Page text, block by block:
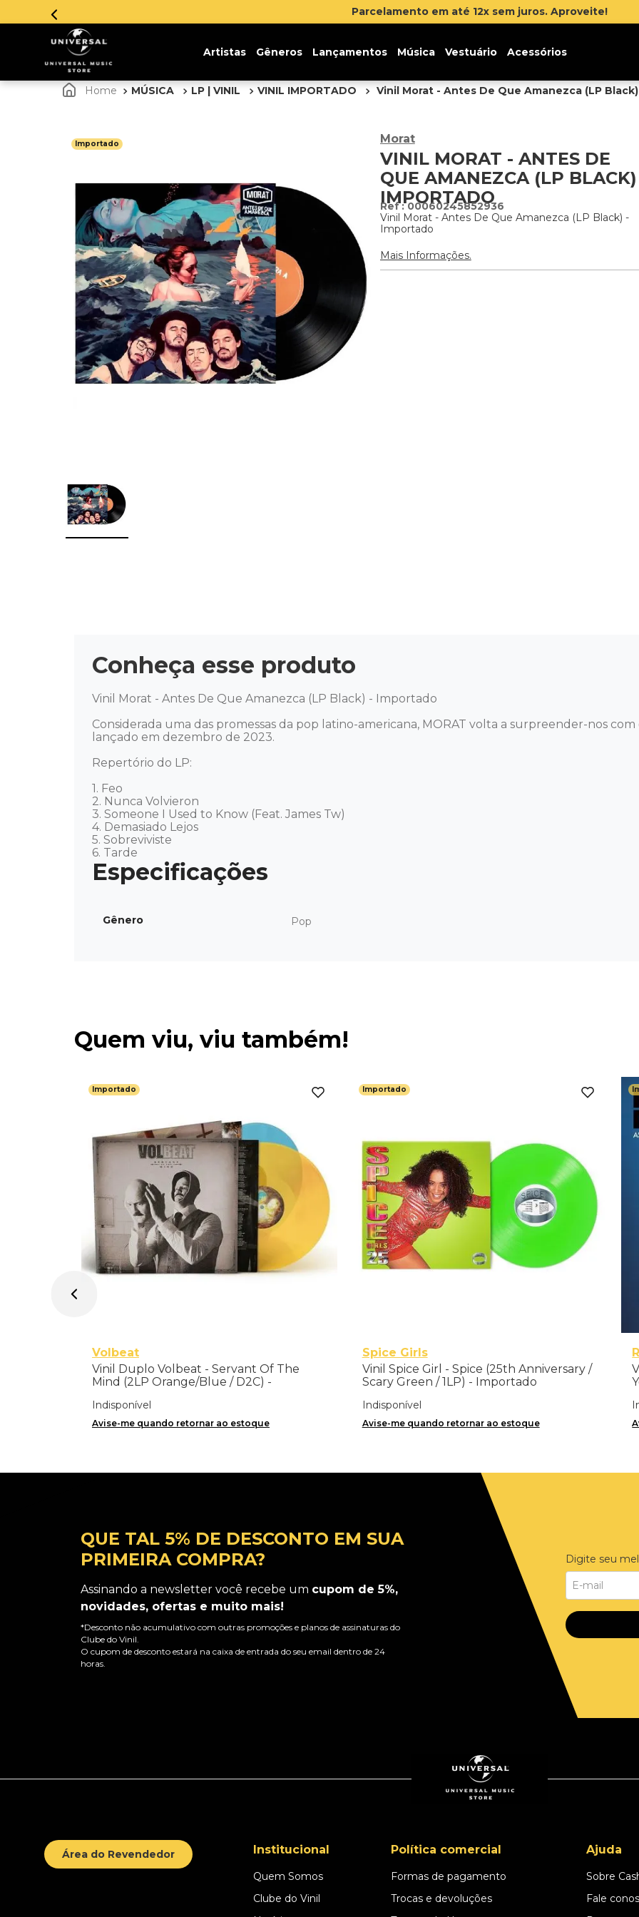
Parcelamento em até 12x sem juros. Aproveite!
Artistas Gêneros Lançamentos Música Vestuário Acessórios
MÚSICA LP | VINIL VINIL IMPORTADO Vinil Morat - Antes De Que Amanezca (LP
Importado Morat
VINIL MORAT - ANTES DE
QUE AMANEZCA (LP
IMPORTADO
:00060245852936
Vinil Morat - Antes De Que Amanezca (LP Black) -
Importado
Mais Informações.
Conheça esse produto
Vinil Morat - Antes De Que Amanezca (LP Black) - Importado
Considerada uma das promessas da pop latino-americana, MORAT volta a surpreender-nos
lançado em dezembro de 2023.
Repertório do LP:
1. Feo
2. Nunca Volvieron
3. Someone I Used to Know (Feat. James Tw)
4. Demasiado Lejos
5. Sobreviviste
6. Tarde
Gênero Pop
Quem viu, viu também!
Importado
Volbeat
Vinil Duplo Volbeat - Servant Of The
Mind (2LP Orange/Blue / D2C) -
Indisponível
Avise-me quando retornar ao estoque
Importado
Spice Girls
Vinil Spice Girl - Spice (25th Anniversary /
Scary Green / 1LP) - Importado
Indisponível
Avise-me quando retornar ao estoque
QUE TAL 5% DE DESCONTO EM SUA
PRIMEIRA COMPRA?
Assinando a newsletter você recebe um cupom de 5%,
novidades, ofertas e muito mais!
*Desconto não acumulativo com outras promoções e planos de assinaturas do
Clube do Vinil.
O cupom de desconto estará na caixa de entrada do seu email dentro de 24
horas.
Digite seu
Área do Revendedor Institucional
Quem Somos
Clube do Vinil
Política comercial
Formas de pagamento
Trocas e devoluções
Ajuda
Sobre
Fale